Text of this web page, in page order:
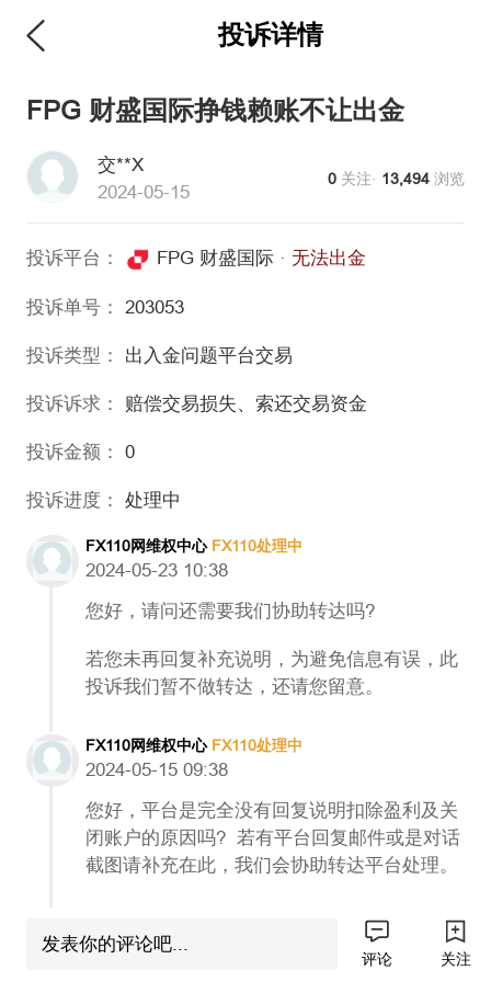
投诉详情
FPG 财盛国际挣钱赖账不让出金
交**X
2024-05-15
0 关注· 13,494 浏览
投诉平台： FPG 财盛国际· 无法出金
投诉单号： 203053
投诉类型： 出入金问题平台交易
投诉诉求： 赔偿交易损失、索还交易资金
投诉金额： 0
投诉进度： 处理中
FX110网维权中心 FX110处理中
2024-05-23 10:38
您好，请问还需要我们协助转达吗?
若您未再回复补充说明，为避免信息有误，此
投诉我们暂不做转达，还请您留意。
FX110网维权中心 FX110处理中
2024-05-15 09:38
您好，平台是完全没有回复说明扣除盈利及关
闭账户的原因吗? 若有平台回复邮件或是对话
截图请补充在此，我们会协助转达平台处理。
2024-05-15 09:38
发表你的评论吧...
评论 关注